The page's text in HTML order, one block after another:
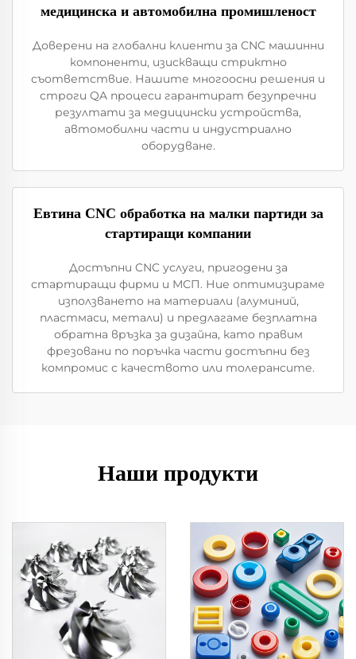
медицинска и автомобилна промишленост
Доверени на глобални клиенти за CNC машинни
компоненти, изискващи стриктно
съответствие. Нашите многоосни решения и
строги QA процеси гарантират безупречни
резултати за медицински устройства,
автомобилни части и индустриално
оборудване.
Евтина CNC обработка на малки партиди за
стартиращи компании
Достъпни CNC услуги, пригодени за
стартиращи фирми и МСП. Ние оптимизираме
използването на материали (алуминий,
пластмаси, метали) и предлагаме безплатна
обратна връзка за дизайна, като правим
фрезовани по поръчка части достъпни без
компромис с качеството или толерансите.
Наши продукти